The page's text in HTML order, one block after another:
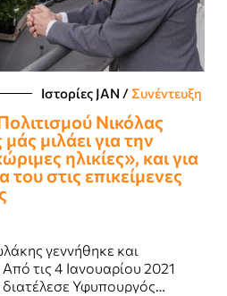
Ιστορίες JΑΝ /Συνέντευξη
Νικόλας
μιλάει για την
ηλικίες», και για
στις επικείμενες
γεννήθηκε και
τις 4 Ιανουαρίου 2021
Υφυπουργός